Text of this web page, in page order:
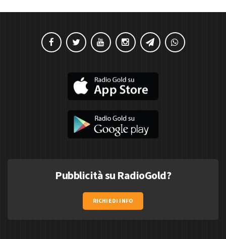
Pubblicità su RadioGold?
RICHIEDI INFO